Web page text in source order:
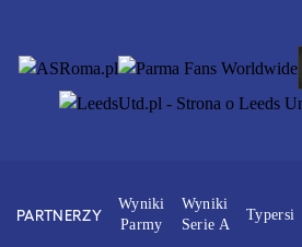
PARTNERZY
Wyniki
Parmy
Wyniki
Serie A
Typersi